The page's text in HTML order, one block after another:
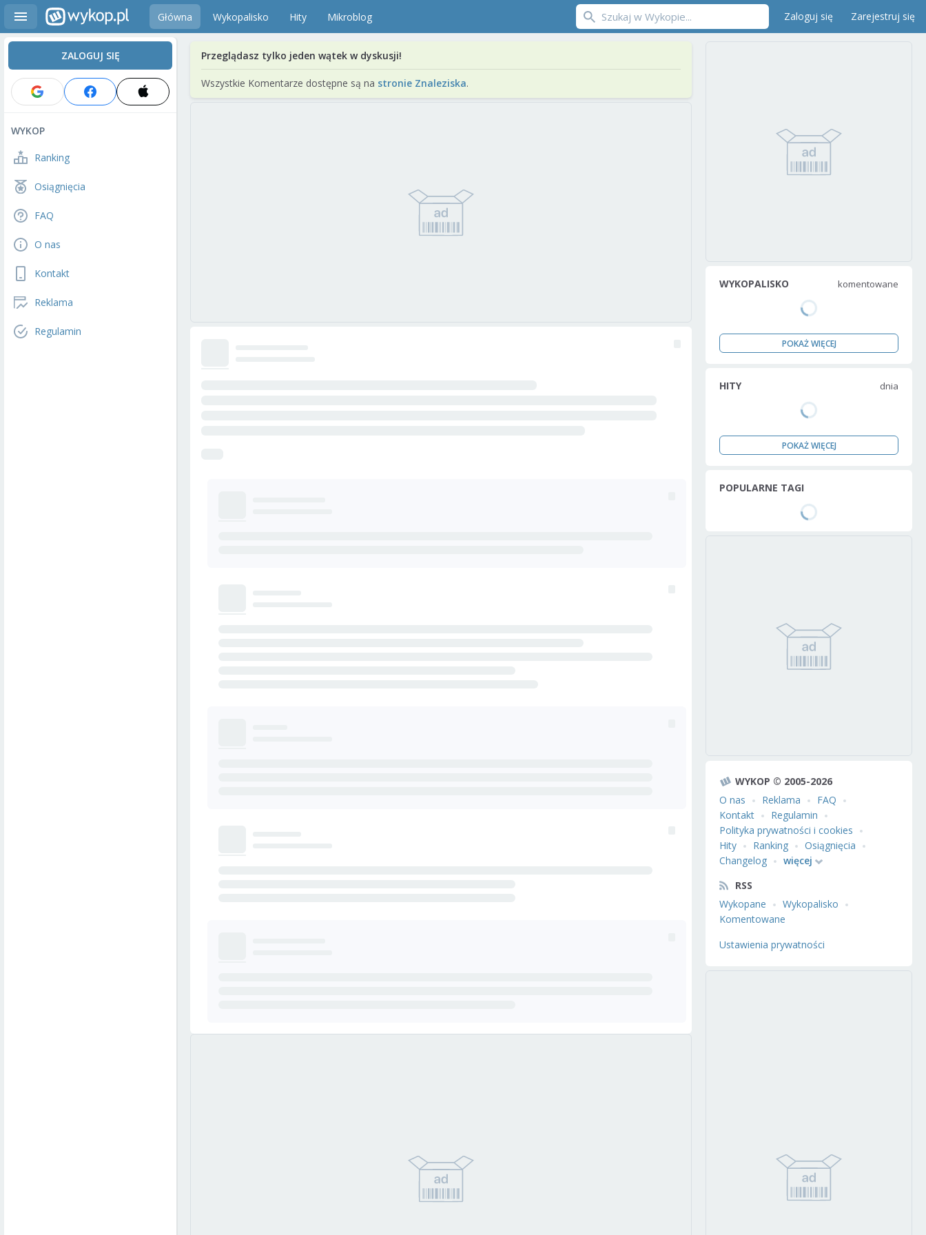
Główna Wykopalisko Hity Mikroblog Zaloguj się Zarejestruj się
ZALOGUJ SIĘ
WYKOP
Ranking
Osiągnięcia
FAQ
O nas
Kontakt
Reklama
Regulamin
Przeglądasz tylko jeden wątek w dyskusji!
Wszystkie Komentarze dostępne są na stronie Znaleziska.
WYKOPALISKO komentowane
POKAŻ WIĘCEJ
HITY dnia
POKAŻ WIĘCEJ
POPULARNE TAGI
WYKOP © 2005-2026
O nas
Reklama
FAQ
Kontakt
Regulamin
Polityka prywatności i cookies
Hity
Ranking
Osiągnięcia
Changelog
więcej
RSS
Wykopane
Wykopalisko
Komentowane
Ustawienia prywatności